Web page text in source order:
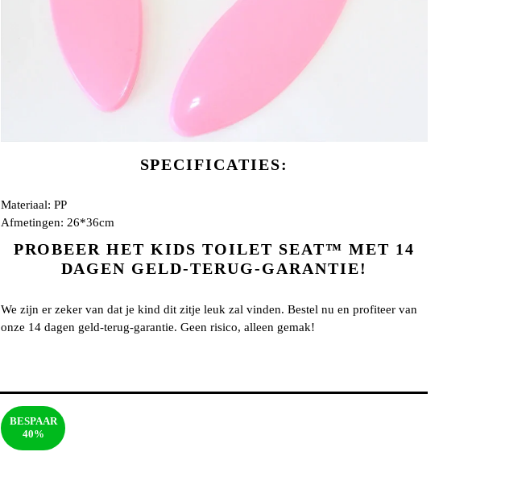
SPECIFICATIES:
Materiaal: PP
Afmetingen: 26*36cm
PROBEER HET KIDS TOILET SEAT™ MET 14
DAGEN GELD-TERUG-GARANTIE!
We zijn er zeker van dat je kind dit zitje leuk zal vinden. Bestel nu en profiteer van
onze 14 dagen geld-terug-garantie. Geen risico, alleen gemak!
BESPAAR
40%